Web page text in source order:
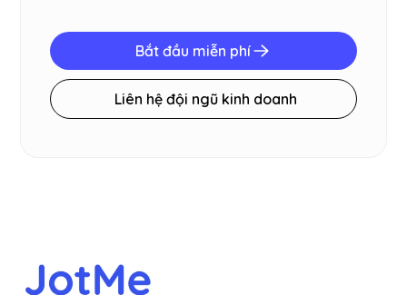
Bắt đầu miễn phí
Liên hệ đội ngũ kinh doanh